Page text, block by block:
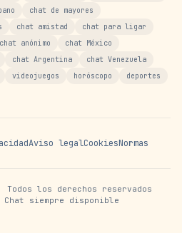
chat de mayores
chat amistad
chat para ligar
chat anónimo
chat México
chat Argentina
chat Venezuela
videojuegos horóscopo
deportes
Aviso legalCookiesNormas
Todos los derechos reservados
Chat siempre disponible